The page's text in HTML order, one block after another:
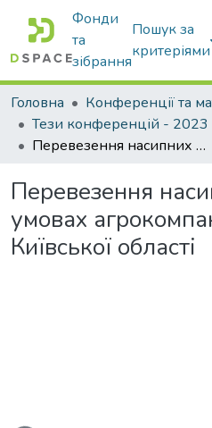
Фонди
та
зібрання
Пошук за
критеріями
Головна
Тези конференцій - 2023
Перевезення насипних вантажів в умовах агрокомпанії «Світанок» Київської області
Перевезення
умовах
Київської області